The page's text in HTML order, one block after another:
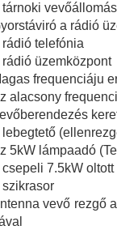
tárnoki vevőállomás
a rádió
rádió telefónia
rádió üzemközpont
frequenciáju
alacsony
lebegtető
5kW lámpaadó
csepeli 7.5kW
szikrasor
vevő rezgő